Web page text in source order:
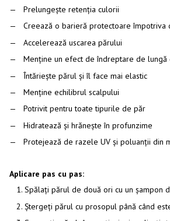
Prelungește retenția culorii
Creează o barieră protectoare împotriva
Accelerează uscarea părului
Menține un efect de îndreptare de lungă
Întăriește părul și îl face mai elastic
Menține echilibrul scalpului
Potrivit pentru toate tipurile de păr
Hidratează și hrănește în profunzime
Protejează de razele UV și poluanții din
Aplicare pas cu pas:
Spălați părul de două ori cu un șampon
Ștergeți părul cu prosopul până când